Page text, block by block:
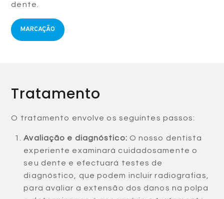
dente.
MARCAÇÃO
Tratamento
O tratamento envolve os seguintes passos:
Avaliação e diagnóstico: O nosso dentista
experiente examinará cuidadosamente o
seu dente e efectuará testes de
diagnóstico, que podem incluir radiografias,
para avaliar a extensão dos danos na polpa